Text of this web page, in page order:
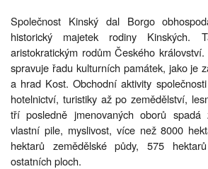
Společnost Kinský dal Borgo
historický majetek rodiny
aristokratickým rodům Českého
spravuje řadu kulturních památek, jako je
a hrad Kost. Obchodní aktivity
hotelnictví, turistiky až po zemědělství,
tří posledně jmenovaných oborů spadá
vlastní pile, myslivost, více než 8000
hektarů zemědělské půdy, 575
ostatních ploch.